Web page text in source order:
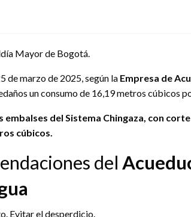
Mayor de Bogotá.
de marzo de 2025, según la Empresa de
un consumo de 16,19 metros cúbicos
embalses del Sistema Chingaza, con
cúbicos.
del
Evitar el desperdicio.